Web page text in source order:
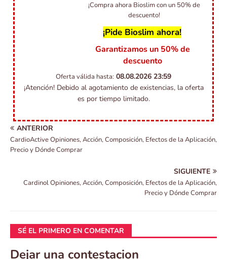
¡Compra ahora Bioslim con un 50% de
descuento!
¡Pide Bioslim ahora!
Garantizamos un 50% de
descuento
Oferta válida hasta: 08.08.2026 23:59
¡Atención! Debido al agotamiento de existencias, la oferta
es por tiempo limitado.
ANTERIOR
CardioActive Opiniones, Acción, Composición, Efectos de la Aplicación,
Precio y Dónde Comprar
SIGUIENTE
Cardinol Opiniones, Acción, Composición, Efectos de la Aplicación,
Precio y Dónde Comprar
SÉ EL PRIMERO EN COMENTAR
Dejar una contestacion